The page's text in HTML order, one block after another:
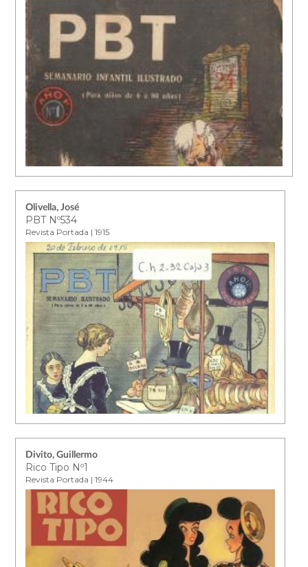
Olivella, José
PBT Nº534
Revista Portada | 1915
Divito, Guillermo
Rico Tipo Nº1
Revista Portada | 1944